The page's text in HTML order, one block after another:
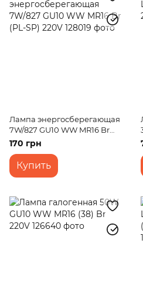
Лампа энергосберегающая
7W/827 GU10 WW MR16 Br
(PL-SP) 220V
170 грн
Купить